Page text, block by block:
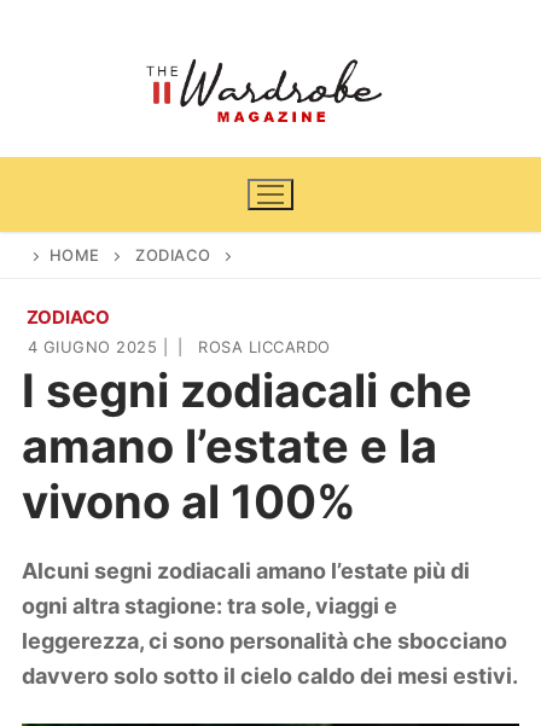
Home
News
Cinema e TV
Casa & Giardino
Arredamento
Piante e fiori
DIY
Lifestyle
Viaggi
Zodiaco
HOME ZODIACO
ZODIACO
4 GIUGNO 2025 ROSA LICCARDO
I segni zodiacali che
amano l’estate e la
vivono al 100%
Alcuni segni zodiacali amano l’estate più di
ogni altra stagione: tra sole, viaggi e
leggerezza, ci sono personalità che sbocciano
davvero solo sotto il cielo caldo dei mesi estivi.